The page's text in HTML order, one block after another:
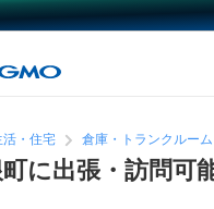
活・住宅 倉庫・トランクルーム
に出張・訪問